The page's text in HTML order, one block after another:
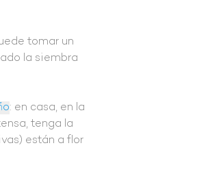
tomar un
la siembra
: en casa, en la
tenga la
están a flor